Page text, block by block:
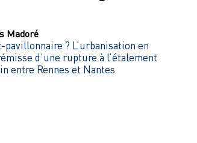
Madoré
? L’urbanisation en
d’une rupture à l’étalement
entre Rennes et Nantes